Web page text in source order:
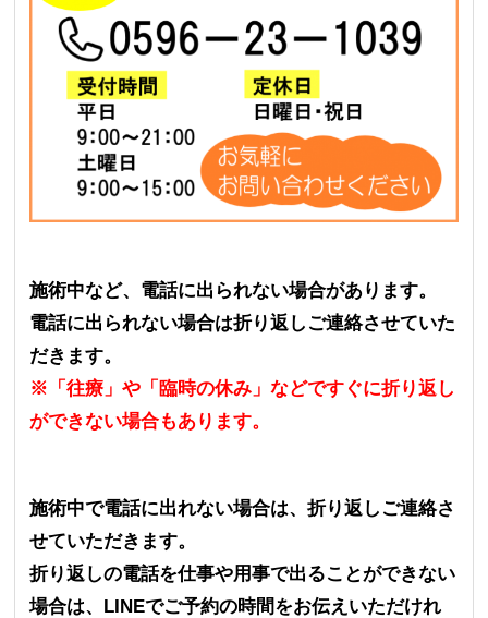
施術中など、電話に出られない場合があります。
電話に出られない場合は折り返しご連絡させていた
だきます。
※「往療」や「臨時の休み」などですぐに折り返し
ができない場合もあります。
施術中で電話に出れない場合は、折り返しご連絡さ
せていただきます。
折り返しの電話を仕事や用事で出ることができない
場合は、LINEでご予約の時間をお伝えいただけれ